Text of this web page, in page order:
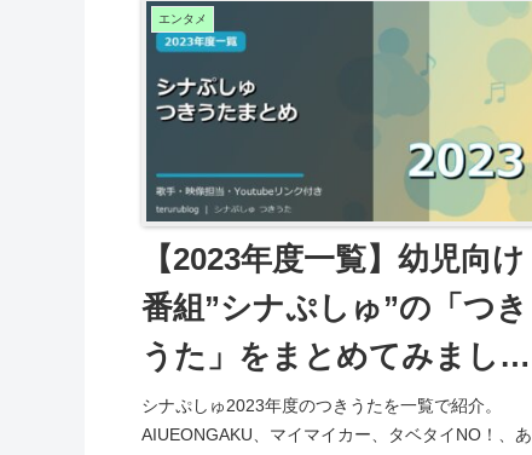
エンタメ
【2023年度一覧】幼児向け
番組”シナぷしゅ”の「つき
うた」をまとめてみまし
た！【Youtubeリンク付】
シナぷしゅ2023年度のつきうたを一覧で紹介。
AIUEONGAKU、マイマイカー、タベタイNO！、あ